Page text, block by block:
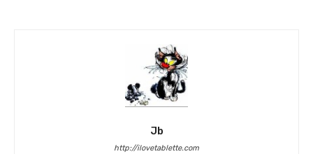
Jb
http://ilovetablette.com